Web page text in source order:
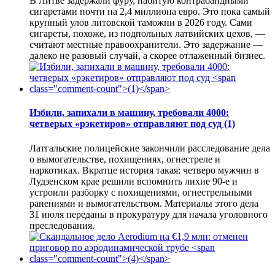
сигаретами почти на 2,4 миллиона евро. Это пока самый
крупный улов литовской таможни в 2026 году. Сами
сигареты, похоже, из подпольных латвийских цехов, —
считают местные правоохранители. Это задержание —
далеко не разовый случай, а скорее отлаженный бизнес.
Избили, запихали в машину, требовали 4000:
четверых «рэкетиров» отправляют под суд (1)
Латгальские полицейские закончили расследование дела
о вымогательстве, похищениях, огнестреле и
наркотиках. Вкратце история такая: четверо мужчин в
Лудзенском крае решили вспомнить лихие 90-е и
устроили разборку с похищениями, огнестрельными
ранениями и вымогательством. Материалы этого дела
31 июля переданы в прокуратуру для начала уголовного
преследования.